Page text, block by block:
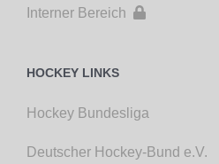
Interner Bereich 
HOCKEY LINKS
Hockey Bundesliga
Deutscher Hockey-Bund e.V.